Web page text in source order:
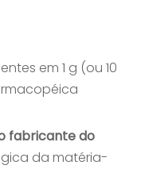
em 1 g (ou 10
fabricante do
da matéria-